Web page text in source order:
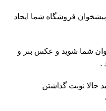
پیشخوان فروشگاه شما ایجاد
شما شوید و عکس بنر و
.
حالا نوبت گذاشتن